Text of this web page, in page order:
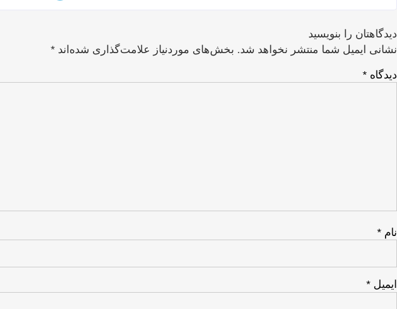
دیدگاهتان را بنویسید
نشانی ایمیل شما منتشر نخواهد شد. بخش‌های موردنیاز علامت‌گذاری شده‌اند *
دیدگاه *
نام *
ایمیل *